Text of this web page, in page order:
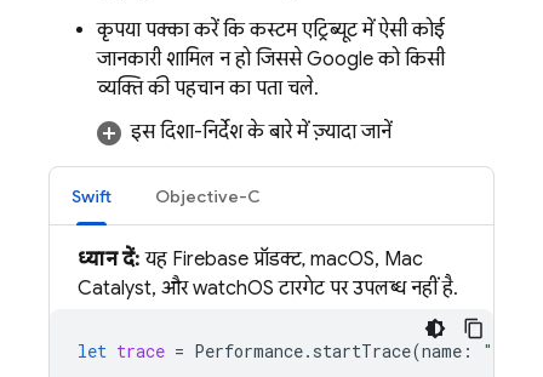
कृपया पक्का करें कि कस्टम एट्रिब्यूट में ऐसी कोई
जानकारी शामिल न हो जिससे Google को किसी
व्यक्ति की पहचान का पता चले.
इस दिशा-निर्देश के बारे में ज़्यादा जानें
Swift Objective-C
ध्यान दें: यह Firebase प्रॉडक्ट, macOS, Mac
Catalyst, और watchOS टारगेट पर उपलब्ध नहीं है.
let trace = Performance. startTrace(name : "